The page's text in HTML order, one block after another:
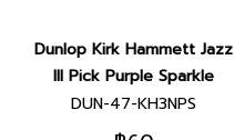
Dunlop Kirk Hammett Jazz
III Pick Purple Sparkle
DUN-47-KH3NPS